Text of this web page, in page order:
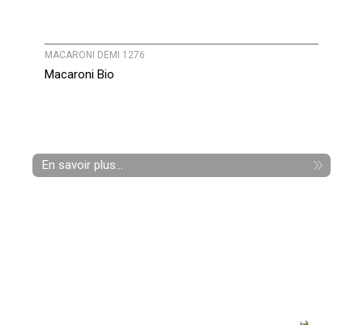
MACARONI DEMI 1276
Macaroni Bio
En savoir plus...